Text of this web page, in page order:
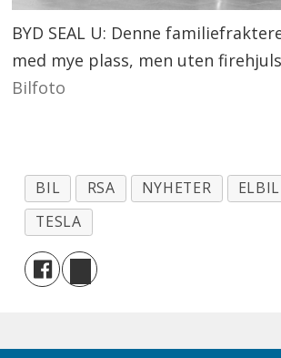
BYD SEAL U: Denne
med mye plass, men uten
Bilfoto
BIL RSA NYHETER ELBIL
TESLA